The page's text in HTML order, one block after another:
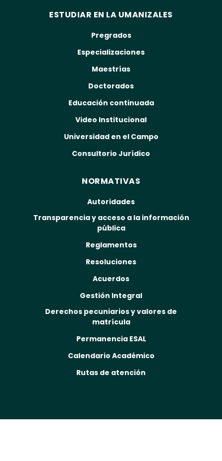
ESTUDIAR EN LA UMANIZALES
Pregrados
Especializaciones
Maestrías
Doctorados
Educación continuada
Video Institucional
Universidad en el Campo
Consultorio Jurídico
NORMATIVAS
Autoridades
Transparencia y acceso a la información
pública
Reglamentos
Resoluciones
Acuerdos
Gestión Integral
Derechos pecuniarios y valores de
matrícula
Permanencia ESAL
Calendario Académico
Rutas de atención